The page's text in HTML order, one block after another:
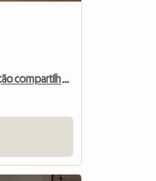
Quarto compartilhado em acomodação compartilhada